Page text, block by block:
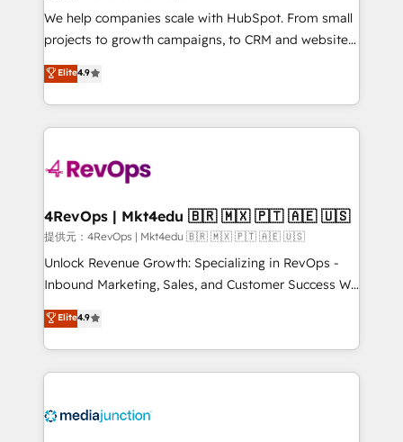
HubSpot Rising Star Why us? Harnessing the full
potential of the powerful HubSpot CRM. ✔️A team of
HubSpot experience ✔️Flexible pricing models —
Hourly-fee (assigned one Dedicated HubSpot
requirement). ✔️Helped over 25,000+ customers so
far with our HubSpot solutions. ✔️Bespoke apps &
on-demand bundle services. Connect with us today!
We help companies scale with HubSpot. From small
projects to growth campaigns, to CRM and websites.
Hire an agency that's experienced in every inch of
HubSpot and willing to work hand-in-hand with your
team to simplify the complex and build a better
experience for your team and customers.
Elite4.9
4RevOps | Mkt4edu 🇧🇷 🇲🇽 🇵🇹 🇦🇪 🇺🇸
提供元：4RevOps | Mkt4edu 🇧🇷 🇲🇽 🇵🇹 🇦🇪 🇺🇸
Unlock Revenue Growth: Specializing in RevOps -
Inbound Marketing, Sales, and Customer Success We
specialize in driving revenue growth for companies
across industries through tailored marketing, sales,
and customer success strategies, utilizing RevOps
methodologies. As Latin America's largest HubSpot
offer unparalleled insights. Operating in five
Elite4.9